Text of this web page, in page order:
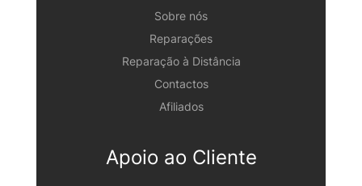
Sobre nós
Reparações
Reparação à Distância
Contactos
Afiliados
Apoio ao Cliente